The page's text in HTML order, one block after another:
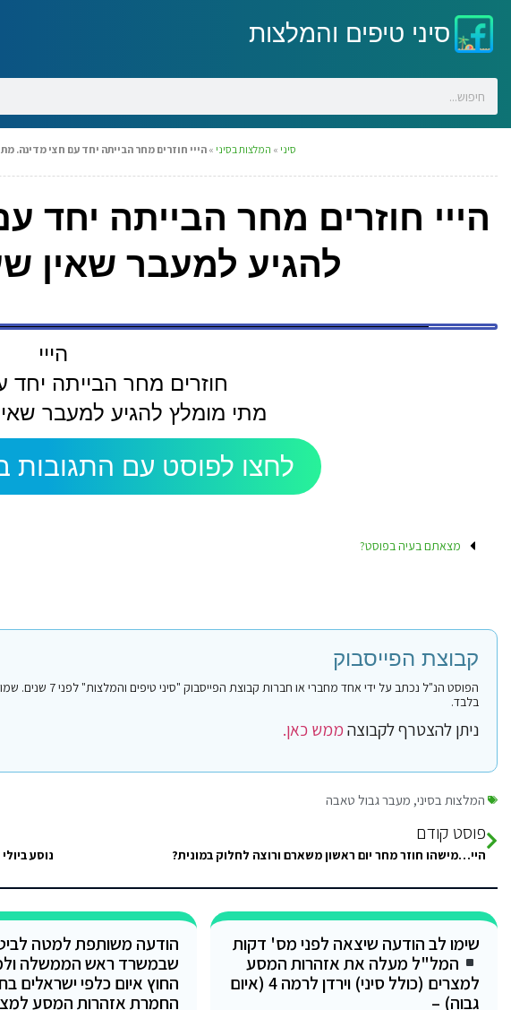
סיני טיפים והמלצות
סיני » המלצות בסיני » הייי חוזרים מחר הבייתה יחד עם חצי מדינה.
הייי חוזרים מחר הבייתה יחד
להגיע למעבר שאין
הייי
חוזרים מחר הבייתה יחד
מתי מומלץ להגיע למעבר
לחצו לפוסט עם התגובות
מצאתם בעיה בפוסט?
קבוצת הפייסבוק
הפוסט הנ"ל נכתב
בלבד.
ניתן להצטרף לקבוצהממש כאן.
המלצות בסיני, מעבר גבול טאבה
פוסט קודם
היי…מישהו חוזר מחר יום ראשון משארם ורוצה לחלוק במונית?
שימו לב הודעה שיצאה לפני מס' דקות
המל"ל מעלה את אזהרות המסע
למצרים (כולל סיני) וירדן לרמה 4 (איום
גבוה) –
הודעה משותפת למטה
שבמשרד ראש הממשלה
החוץ איום כלפי ישראלים
החמרת אזהרות המסע